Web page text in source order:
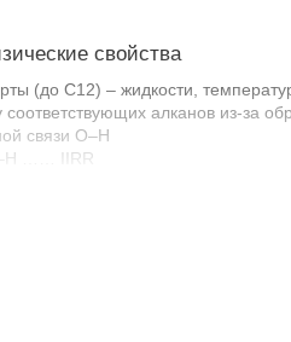
свойства
(до С12) – жидкости,
алканов из-за
связи О–Н
…… IIRR